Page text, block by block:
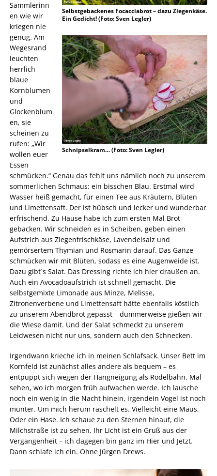
Selbstgebackenes Focacciabrot – dazu Ziegenkäse.
Ein Gedicht! (Foto: Sven Legler)
Schnipselkram… (Foto: Sven Legler)
Sammlerinn
en wie wir
kriegen nie
genug. Am
Wegesrand
leuchten
herrlich
blaue
Kornblumen
und
Glockenblum
en, sie
scheinen zu
rufen: „Wir
wollen euer
Essen
schmücken.“ Genau das fehlt uns nämlich noch zu unserem
sommerlichen Schmaus: ein bisschen Blau. Erstmal wird
Wasser heiß gemacht, für einen Tee aus Kräutern, Blüten
und Limettensaft. Der ist hübsch und lecker und wunderbar
erfrischend. Zu Hause habe ich zum ersten Mal Brot
gebacken. Wir schneiden es in Scheiben, geben einen
Aufstrich aus Ziegenfrischkäse, Lavendelsalz und
gemörsertem Thymian und Rosmarin darauf. Das Ganze
schmücken wir mit Blüten, sodass es eine Augenweide ist.
Dazu gibt´s Salat. Das Dressing richte ich hier draußen an.
Auch ein Avocadoaufstrich ist schnell gemacht. Die
selbstgemixte Limonade aus Minze, Melisse,
Zitronenverbene und Limettensaft hätte ebenfalls köstlich
zu unserem Abendbrot gepasst – dummerweise gießen wir
die Wiese damit. Und der Salat schmeckt zu unserem
Leidwesen nicht nur uns, sondern auch den Schnecken.
Irgendwann krieche ich in meinen Schlafsack. Unser Bett im
Kornfeld ist zunächst alles andere als bequem – es
entpuppt sich wegen der Hangneigung als Rodelbahn. Mal
sehen, wo ich morgen früh aufwachen werde. Ich lausche
noch ein wenig in die Nacht hinein, irgendein Vogel ist noch
munter. Um mich herum raschelt es. Vielleicht eine Maus.
Oder ein Hase. Ich schaue zu den Sternen hinauf, die
Milchstraße ist zu sehen. Ihr Licht ist ein Gruß aus der
Vergangenheit – ich dagegen bin ganz im Hier und Jetzt.
Dann schlafe ich ein. Ohne Jürgen Drews.